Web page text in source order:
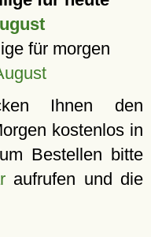
für morgen
Ihnen den
kostenlos in
Bestellen bitte
aufrufen und die